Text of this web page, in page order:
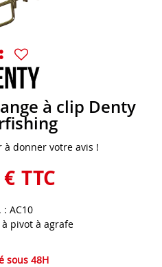
à clip Denty
à donner votre avis !
€ TTC
: AC10
pivot à agrafe
sous 48H